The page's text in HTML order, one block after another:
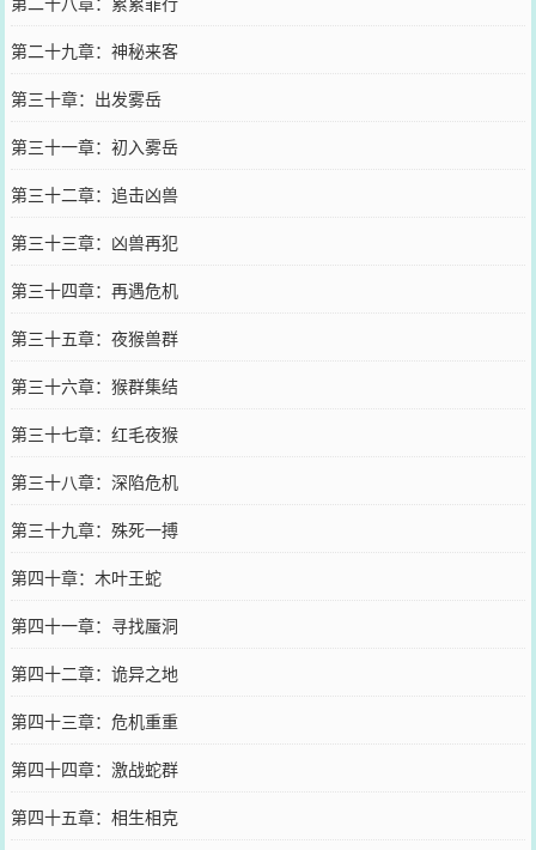
第二十九章：神秘来客
第三十章：出发雾岳
第三十一章：初入雾岳
第三十二章：追击凶兽
第三十三章：凶兽再犯
第三十四章：再遇危机
第三十五章：夜猴兽群
第三十六章：猴群集结
第三十七章：红毛夜猴
第三十八章：深陷危机
第三十九章：殊死一搏
第四十章：木叶王蛇
第四十一章：寻找蜃洞
第四十二章：诡异之地
第四十三章：危机重重
第四十四章：激战蛇群
第四十五章：相生相克